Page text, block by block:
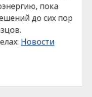
пока
до сих пор
Новости